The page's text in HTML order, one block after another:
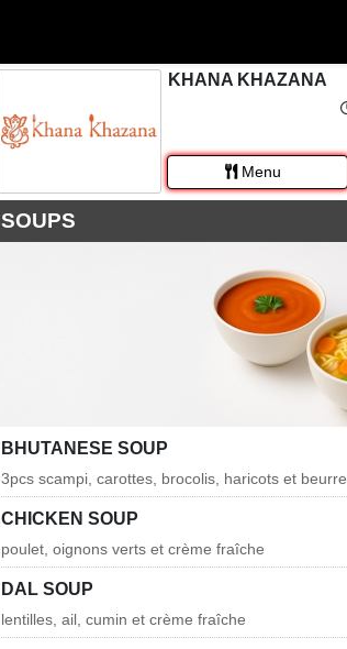
KHANA KHAZANA
Menu
SOUPS
BHUTANESE SOUP
3pcs scampi, carottes, brocolis, haricots et beurre
CHICKEN SOUP
poulet, oignons verts et crème fraîche
DAL SOUP
lentilles, ail, cumin et crème fraîche